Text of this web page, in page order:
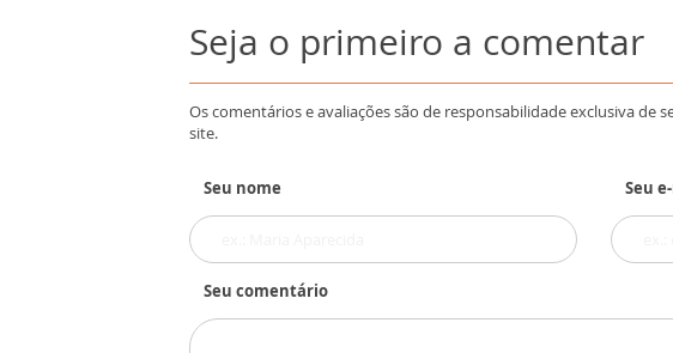
Seja o primeiro a comentar
Os comentários e avaliações são de responsabilidade exclusiva de
site.
Seu nome Seu
Seu comentário